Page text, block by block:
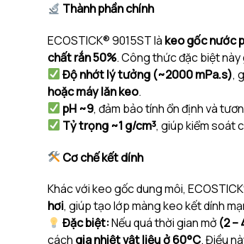
Thành phần chính
ECOSTICK® 9015ST là keo gốc nước
chất rắn 50%. Công thức đặc biệt
Độ nhớt lý tưởng (~2000 mPa.s),
hoặc máy lăn keo.
pH ~9, đảm bảo tính ổn định và
Tỷ trọng ~1 g/cm³, giúp kiểm soát
Cơ chế kết dính
Khác với keo gốc dung môi,
hơi, giúp tạo lớp màng keo kết dính
Đặc biệt:Nếu quá thời gian mở (2 –
cách gia nhiệt vật liệu ở 60°C. Điều